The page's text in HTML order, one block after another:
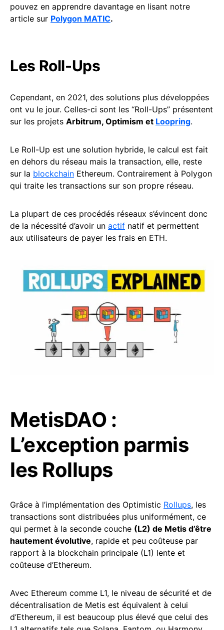
pouvez en apprendre davantage en lisant notre
article sur Polygon MATIC.
Les Roll-Ups
Cependant, en 2021, des solutions plus développées
ont vu le jour. Celles-ci sont les “Roll-Ups” présentent
sur les projets Arbitrum, Optimism et Loopring.
Le Roll-Up est une solution hybride, le calcul est fait
en dehors du réseau mais la transaction, elle, reste
sur la blockchain Ethereum. Contrairement à Polygon
qui traite les transactions sur son propre réseau.
La plupart de ces procédés réseaux s’évincent donc
de la nécessité d’avoir un actif natif et permettent
aux utilisateurs de payer les frais en ETH.
MetisDAO :
L’exception parmis
les Rollups
Grâce à l’implémentation des Optimistic Rollups, les
transactions sont distribuées plus uniformément, ce
qui permet à la seconde couche (L2) de Metis d’être
hautement évolutive, rapide et peu coûteuse par
rapport à la blockchain principale (L1) lente et
coûteuse d’Ethereum.
Avec Ethereum comme L1, le niveau de sécurité et de
décentralisation de Metis est équivalent à celui
d’Ethereum, il est beaucoup plus élevé que celui des